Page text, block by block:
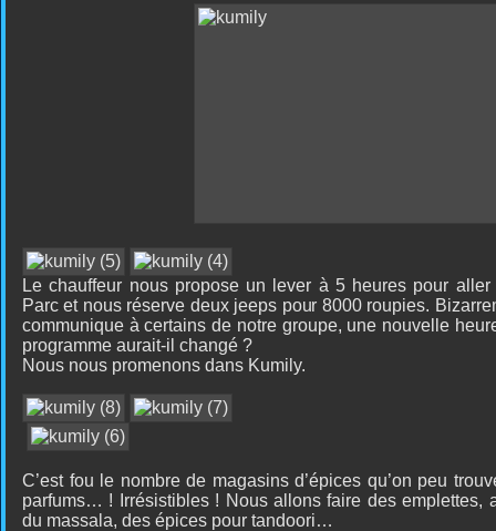
Le chauffeur nous propose un lever à 5 heures pour
Parc et nous réserve deux jeeps pour 8000 roupies.
communique à certains de notre groupe, une nouvelle
programme aurait-il changé ?
Nous nous promenons dans Kumily.
C’est fou le nombre de magasins d’épices qu’on peu
parfums… ! Irrésistibles ! Nous allons faire des emplettes,
du massala, des épices pour tandoori…